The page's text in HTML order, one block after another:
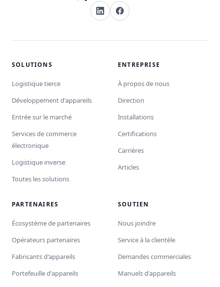
SOLUTIONS
Logistique tierce
Développement d'appareils
Entrée sur le marché
Services de commerce
électronique
Logistique inverse
Toutes les solutions
ENTREPRISE
À propos de nous
Direction
Installations
Certifications
Carrières
Articles
PARTENAIRES
Écosystème de partenaires
Opérateurs partenaires
Fabricants d'appareils
Portefeuille d'appareils
SOUTIEN
Nous joindre
Service à la clientèle
Demandes commerciales
Manuels d'appareils